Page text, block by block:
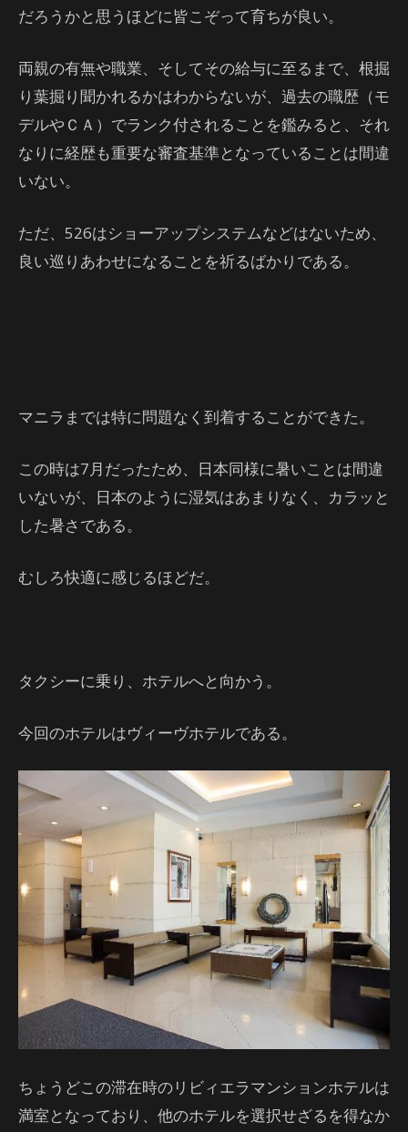
だろうかと思うほどに皆こぞって育ちが良い。
両親の有無や職業、そしてその給与に至るまで、根掘
り葉掘り聞かれるかはわからないが、過去の職歴（モ
デルやＣＡ）でランク付されることを鑑みると、それ
なりに経歴も重要な審査基準となっていることは間違
いない。
ただ、526はショーアップシステムなどはないため、
良い巡りあわせになることを祈るばかりである。
マニラまでは特に問題なく到着することができた。
この時は7月だったため、日本同様に暑いことは間違
いないが、日本のように湿気はあまりなく、カラッと
した暑さである。
むしろ快適に感じるほどだ。
タクシーに乗り、ホテルへと向かう。
今回のホテルはヴィーヴホテルである。
ちょうどこの滞在時のリビィエラマンションホテルは
満室となっており、他のホテルを選択せざるを得なか